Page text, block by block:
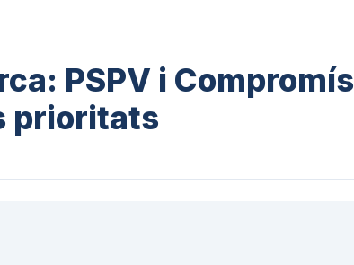
PSPV i Compromís
prioritats